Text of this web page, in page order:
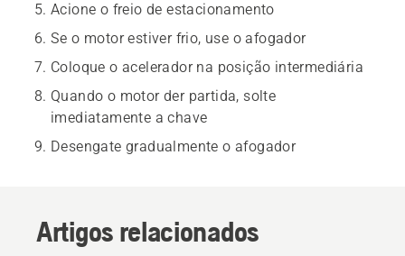
Acione o freio de estacionamento
Se o motor estiver frio, use o afogador
Coloque o acelerador na posição intermediária
Quando o motor der partida, solte
imediatamente a chave
Desengate gradualmente o afogador
Artigos relacionados